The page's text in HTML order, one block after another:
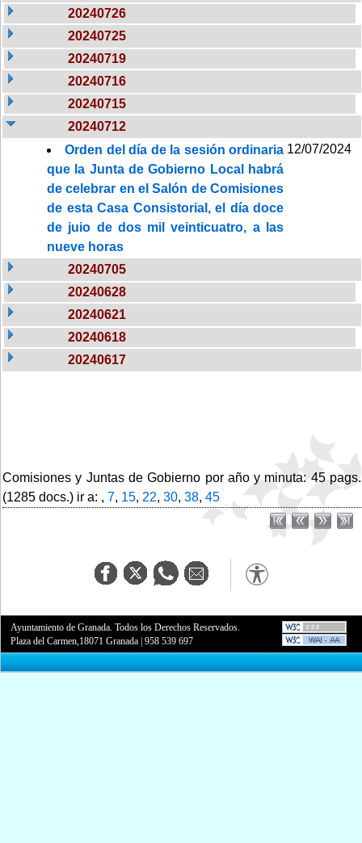
20240726
20240725
20240719
20240716
20240715
20240712
Orden del día de la sesión ordinaria
que la Junta de Gobierno Local habrá
de celebrar en el Salón de Comisiones
de esta Casa Consistorial, el día doce
de juio de dos mil veinticuatro, a las
nueve horas
12/07/2024
20240705
20240628
20240621
20240618
20240617
Comisiones y Juntas de Gobierno por año y minuta: 45 pags.
(1285 docs.) ir a: , 7, 15, 22, 30, 38, 45
Ayuntamiento de Granada. Todos los Derechos Reservados.
Plaza del Carmen,18071 Granada |958 539 697